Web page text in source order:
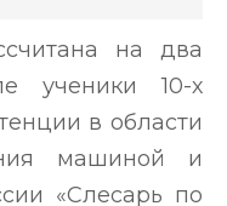
на два
ученики 10-х
в области
машиной и
«Слесарь по